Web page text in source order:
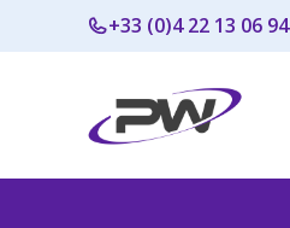
au
+33 (0)4 22 13 06 94